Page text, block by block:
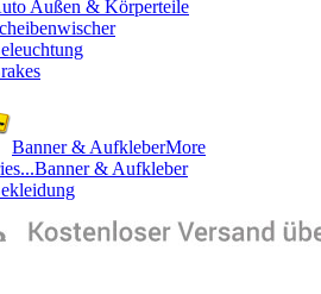
Außen & Körperteile
Banner & AufkleberMore
Banner & Aufkleber